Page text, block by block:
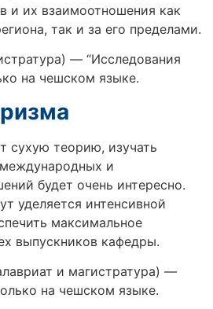
и их взаимоотношения как
так и за его пределами.
— “Исследования
на чешском языке.
сухую теорию, изучать
и
будет очень интересно.
уделяется интенсивной
максимальное
выпускников кафедры.
и магистратура) —
на чешском языке.